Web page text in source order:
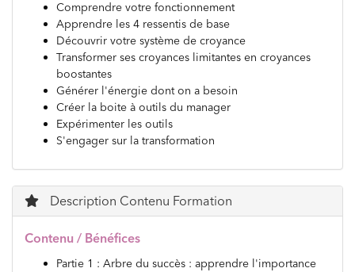
Comprendre votre fonctionnement
Apprendre les 4 ressentis de base
Découvrir votre système de croyance
Transformer ses croyances limitantes en croyances
boostantes
Générer l'énergie dont on a besoin
Créer la boite à outils du manager
Expérimenter les outils
S'engager sur la transformation
Description Contenu Formation
Contenu / Bénéfices
Partie 1 : Arbre du succès : apprendre l'importance